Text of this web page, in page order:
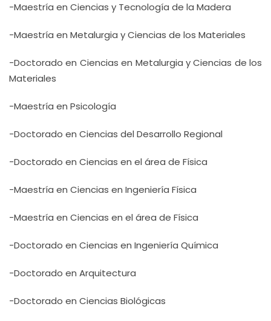
-Maestría en Ciencias y Tecnología de la Madera
-Maestría en Metalurgia y Ciencias de los Materiales
-Doctorado en Ciencias en Metalurgia y Ciencias de los
Materiales
-Maestría en Psicología
-Doctorado en Ciencias del Desarrollo Regional
-Doctorado en Ciencias en el área de Física
-Maestría en Ciencias en Ingeniería Física
-Maestría en Ciencias en el área de Física
-Doctorado en Ciencias en Ingeniería Química
-Doctorado en Arquitectura
-Doctorado en Ciencias Biológicas